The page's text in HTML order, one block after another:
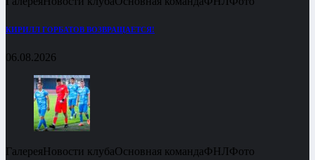
КИРИЛЛ ГОРБАТОВ ВОЗВРАЩАЕТСЯ!
06.08.2026
ГалереяНовости клубаОсновная командаФНЛФото